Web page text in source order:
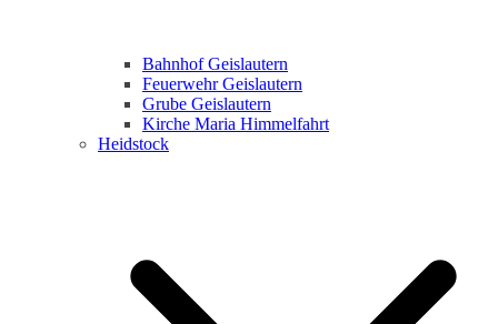
Bahnhof Geislautern
Feuerwehr Geislautern
Grube Geislautern
Kirche Maria Himmelfahrt
Heidstock